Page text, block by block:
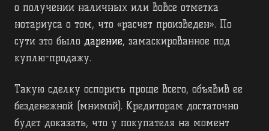
о получении наличных или вовсе отметка
нотариуса о том, что «расчет произведен». По
сути это было дарение, замаскированное под
куплю-продажу.
Такую сделку оспорить проще всего, объявив ее
безденежной (мнимой). Кредиторам достаточно
будет доказать, что у покупателя на момент